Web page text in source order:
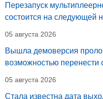
Перезапуск
состоится на следующей
05 августа 2026
Вышла демоверсия
возможностью перенести
05 августа 2026
Стала известна дата